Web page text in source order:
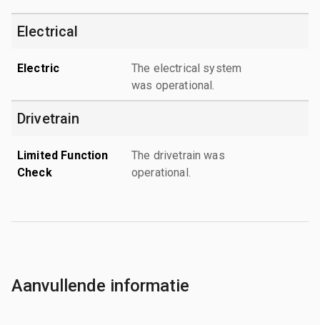
Electrical
Electric
The electrical system
was operational.
Drivetrain
Limited Function
Check
The drivetrain was
operational.
Aanvullende informatie